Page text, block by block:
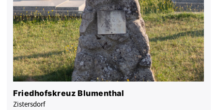
Friedhofskreuz Blumenthal
Zistersdorf